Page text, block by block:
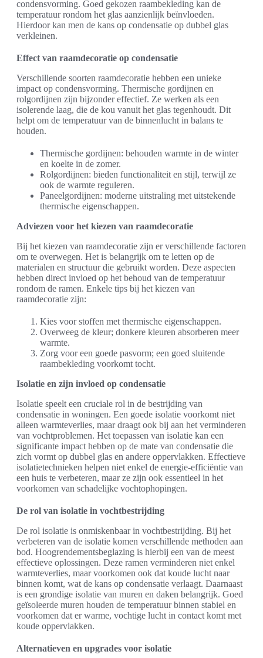
condensvorming. Goed gekozen raambekleding kan de
temperatuur rondom het glas aanzienlijk beïnvloeden.
Hierdoor kan men de kans op condensatie op dubbel glas
verkleinen.
Effect van raamdecoratie op condensatie
Verschillende soorten raamdecoratie hebben een unieke
impact op condensvorming. Thermische gordijnen en
rolgordijnen zijn bijzonder effectief. Ze werken als een
isolerende laag, die de kou vanuit het glas tegenhoudt. Dit
helpt om de temperatuur van de binnenlucht in balans te
houden.
Thermische gordijnen: behouden warmte in de winter
en koelte in de zomer.
Rolgordijnen: bieden functionaliteit en stijl, terwijl ze
ook de warmte reguleren.
Paneelgordijnen: moderne uitstraling met uitstekende
thermische eigenschappen.
Adviezen voor het kiezen van raamdecoratie
Bij het kiezen van raamdecoratie zijn er verschillende factoren
om te overwegen. Het is belangrijk om te letten op de
materialen en structuur die gebruikt worden. Deze aspecten
hebben direct invloed op het behoud van de temperatuur
rondom de ramen. Enkele tips bij het kiezen van
raamdecoratie zijn:
Kies voor stoffen met thermische eigenschappen.
Overweeg de kleur; donkere kleuren absorberen meer
warmte.
Zorg voor een goede pasvorm; een goed sluitende
raambekleding voorkomt tocht.
Isolatie en zijn invloed op condensatie
Isolatie speelt een cruciale rol in de bestrijding van
condensatie in woningen. Een goede isolatie voorkomt niet
alleen warmteverlies, maar draagt ook bij aan het verminderen
van vochtproblemen. Het toepassen van isolatie kan een
significante impact hebben op de mate van condensatie die
zich vormt op dubbel glas en andere oppervlakken. Effectieve
isolatietechnieken helpen niet enkel de energie-efficiëntie van
een huis te verbeteren, maar ze zijn ook essentieel in het
voorkomen van schadelijke vochtophopingen.
De rol van isolatie in vochtbestrijding
De rol isolatie is onmiskenbaar in vochtbestrijding. Bij het
verbeteren van de isolatie komen verschillende methoden aan
bod. Hoogrendementsbeglazing is hierbij een van de meest
effectieve oplossingen. Deze ramen verminderen niet enkel
warmteverlies, maar voorkomen ook dat koude lucht naar
binnen komt, wat de kans op condensatie verlaagt. Daarnaast
is een grondige isolatie van muren en daken belangrijk. Goed
geïsoleerde muren houden de temperatuur binnen stabiel en
voorkomen dat er warme, vochtige lucht in contact komt met
koude oppervlakken.
Alternatieven en upgrades voor isolatie